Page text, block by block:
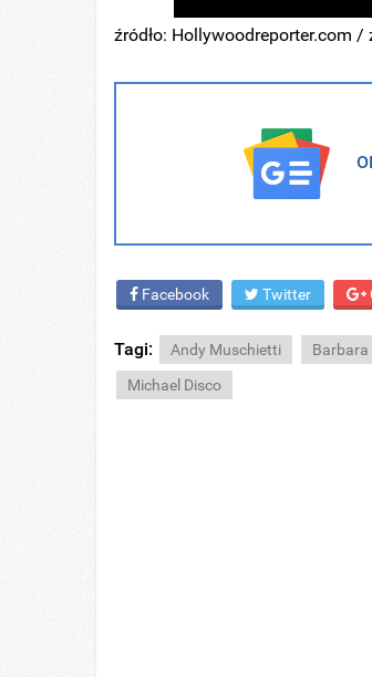
źródło: Hollywoodreporter.com
Facebook Twitter
Tagi: Andy Muschietti
Michael Disco